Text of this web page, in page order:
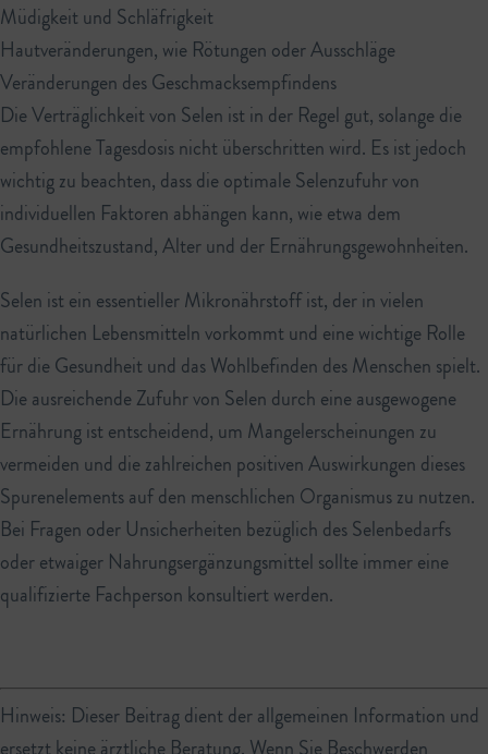
Müdigkeit und Schläfrigkeit
Hautveränderungen, wie Rötungen oder Ausschläge
Veränderungen des Geschmacksempfindens
Die Verträglichkeit von Selen ist in der Regel gut, solange die
empfohlene Tagesdosis nicht überschritten wird. Es ist jedoch
wichtig zu beachten, dass die optimale Selenzufuhr von
individuellen Faktoren abhängen kann, wie etwa dem
Gesundheitszustand, Alter und der Ernährungsgewohnheiten.
Selen ist ein essentieller Mikronährstoff ist, der in vielen
natürlichen Lebensmitteln vorkommt und eine wichtige Rolle
für die Gesundheit und das Wohlbefinden des Menschen spielt.
Die ausreichende Zufuhr von Selen durch eine ausgewogene
Ernährung ist entscheidend, um Mangelerscheinungen zu
vermeiden und die zahlreichen positiven Auswirkungen dieses
Spurenelements auf den menschlichen Organismus zu nutzen.
Bei Fragen oder Unsicherheiten bezüglich des Selenbedarfs
oder etwaiger Nahrungsergänzungsmittel sollte immer eine
qualifizierte Fachperson konsultiert werden.
Hinweis: Dieser Beitrag dient der allgemeinen Information und